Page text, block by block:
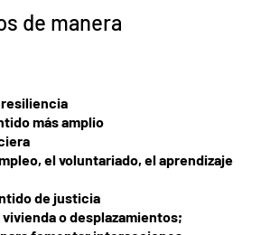
de manera
más amplio
el voluntariado, el aprendizaje
de justicia
o desplazamientos;